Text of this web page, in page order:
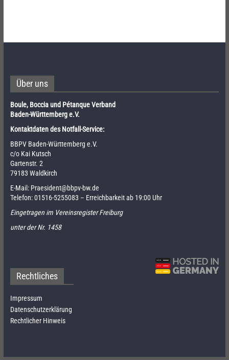
Über uns
Boule, Boccia und Pétanque Verband
Baden-Württemberg e.V.
Kontaktdaten des Notfall-Service:
BBPV Baden-Württemberg e.V.
c/o Kai Kutsch
Gartenstr. 2
79183 Waldkirch
E-Mail: Praesident@bbpv-bw.de
Telefon:01516-5255083 – Erreichbarkeit ab 19:00 Uhr
Eingetragen im Vereinsregister Freiburg
unter der Nr. 1458
Rechtliches
Impressum
Datenschutzerklärung
Rechtlicher Hinweis